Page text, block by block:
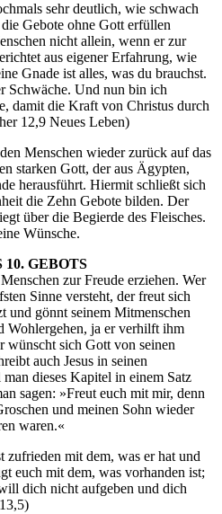
sehr deutlich, wie schwach
Gebote ohne Gott erfüllen
nicht allein, wenn er zur
aus eigener Erfahrung, wie
Gnade ist alles, was du brauchst.
Schwäche. Und nun bin ich
damit die Kraft von Christus durch
12,9 Neues Leben)
Menschen wieder zurück auf das
starken Gott, der aus Ägypten,
herausführt. Hiermit schließt sich
die Zehn Gebote bilden. Der
über die Begierde des Fleisches.
Wünsche.
GEBOTS
zur Freude erziehen. Wer
Sinne versteht, der freut sich
und gönnt seinem Mitmenschen
Wohlergehen, ja er verhilft ihm
wünscht sich Gott von seinen
auch Jesus in seinen
dieses Kapitel in einem Satz
sagen: »Freut euch mit mir, denn
und meinen Sohn wieder
waren.«
zufrieden mit dem, was er hat und
euch mit dem, was vorhanden ist;
dich nicht aufgeben und dich